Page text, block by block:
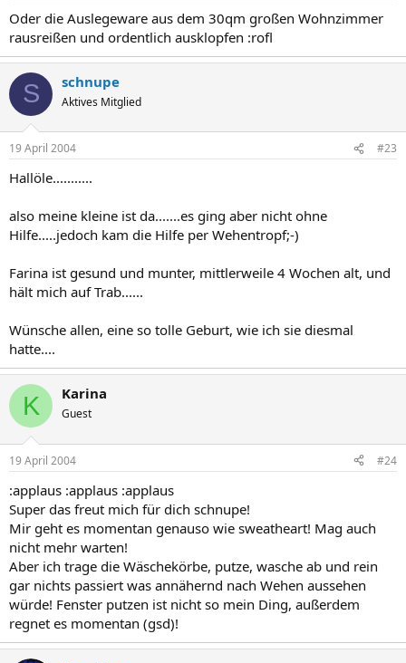
Oder die Auslegeware aus dem 30qm großen Wohnzimmer
rausreißen und ordentlich ausklopfen :rofl
S schnupe
Aktives Mitglied
19 April 2004 #23
Hallöle...........
also meine kleine ist da.......es ging aber nicht ohne
Hilfe.....jedoch kam die Hilfe per Wehentropf;-)
Farina ist gesund und munter, mittlerweile 4 Wochen alt, und
hält mich auf Trab......
Wünsche allen, eine so tolle Geburt, wie ich sie diesmal
hatte....
K Karina
Guest
19 April 2004 #24
:applaus :applaus :applaus
Super das freut mich für dich schnupe!
Mir geht es momentan genauso wie sweatheart! Mag auch
nicht mehr warten!
Aber ich trage die Wäschekörbe, putze, wasche ab und rein
gar nichts passiert was annähernd nach Wehen aussehen
würde! Fenster putzen ist nicht so mein Ding, außerdem
regnet es momentan (gsd)!